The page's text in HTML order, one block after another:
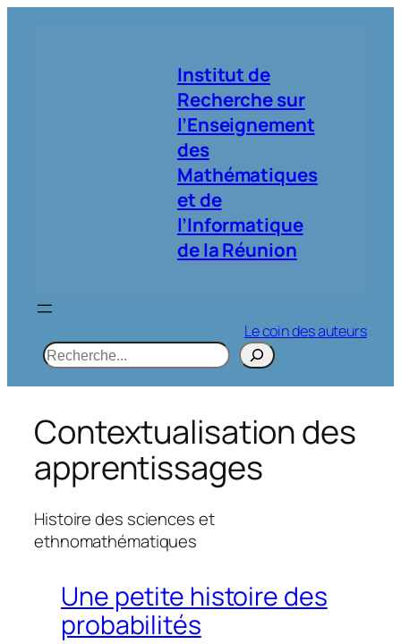
Institut de
Recherche sur
l’Enseignement
des
Mathématiques
et de
l’Informatique
de la Réunion
Le coin des auteurs
R
e
h
e
r
c
h
e
r
Contextualisation des
apprentissages
Histoire des sciences et
ethnomathématiques
Une petite histoire des
probabilités